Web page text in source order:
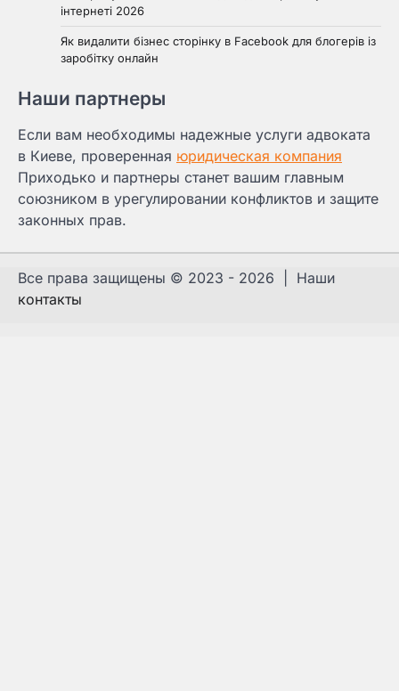
інтернеті 2026
Як видалити бізнес сторінку в Facebook для блогерів із
заробітку онлайн
Наши партнеры
Если вам необходимы надежные услуги адвоката
в Киеве, проверенная юридическая компания
Приходько и партнеры станет вашим главным
союзником в урегулировании конфликтов и защите
законных прав.
Все права защищены © 2023 - 2026 | Наши
контакты